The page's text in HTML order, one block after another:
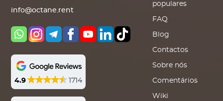
info@octane.rent
4.9 1714
populares
FAQ
Blog
Contactos
Sobre nós
Comentários
Wiki